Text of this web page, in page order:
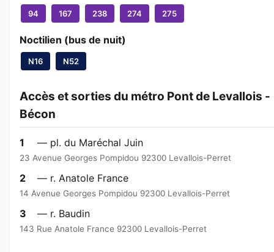
94 167 238 274 275
Noctilien (bus de nuit)
N16 N52
Accès et sorties du métro Pont de Levallois -
Bécon
1 — pl. du Maréchal Juin
23 Avenue Georges Pompidou 92300 Levallois-Perret
2 — r. Anatole France
14 Avenue Georges Pompidou 92300 Levallois-Perret
3 — r. Baudin
143 Rue Anatole France 92300 Levallois-Perret